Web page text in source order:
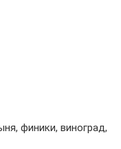
финики, виноград,